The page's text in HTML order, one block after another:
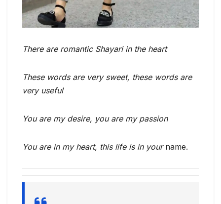
There are romantic Shayari in the heart
These words are very sweet, these words are
very useful
You are my desire, you are my passion
You are in my heart, this life is in yourname.